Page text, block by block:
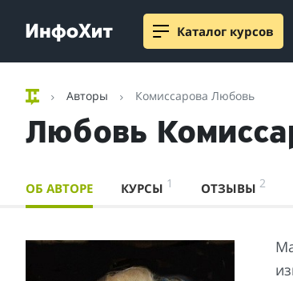
Каталог курсов
Авторы Комиссарова Любовь
Любовь
ОБ АВТОРЕ КУРСЫ 1 ОТЗЫВЫ2